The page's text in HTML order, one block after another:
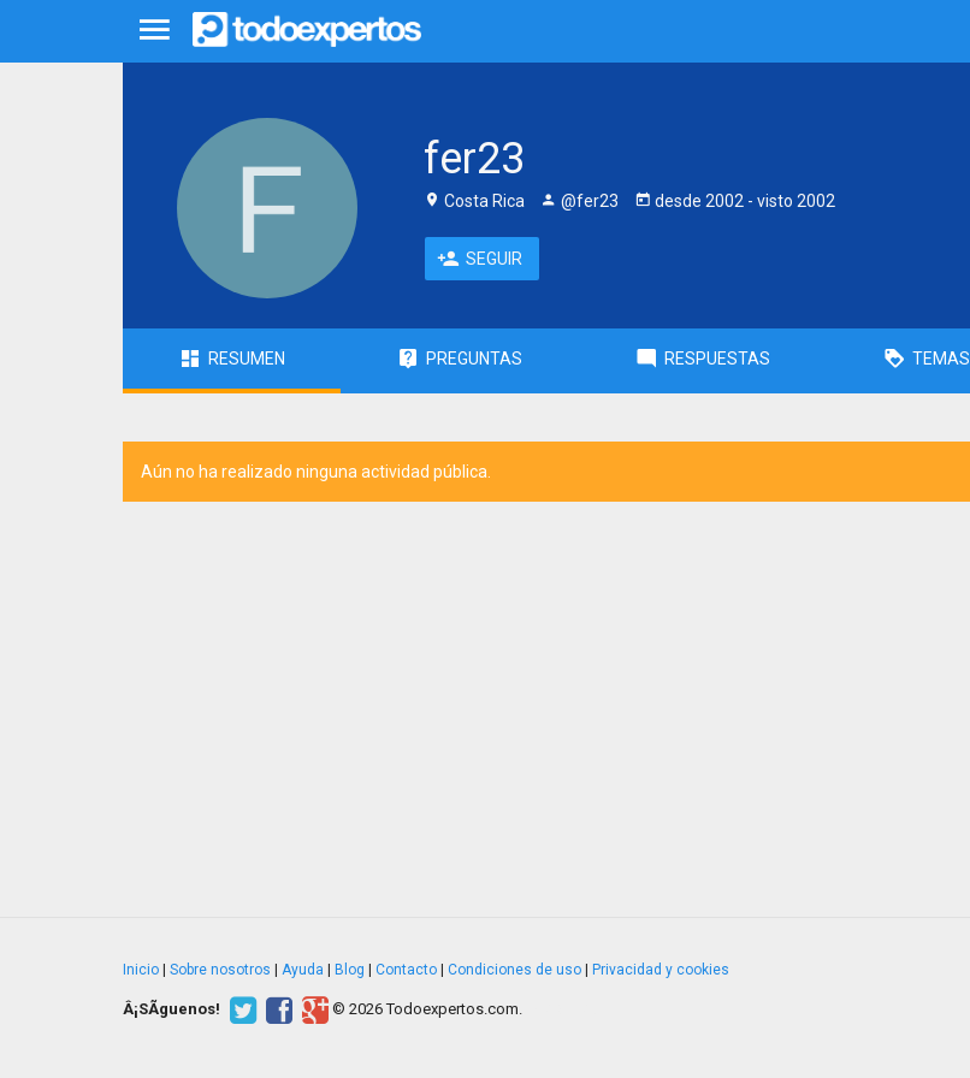
fer23
Costa Rica @fer23 desde 2002 - visto 2002
SEGUIR
RESUMEN PREGUNTAS RESPUESTAS TEMAS
Aún no ha realizado ninguna actividad pública.
Inicio Sobre nosotros Ayuda Blog Contacto Condiciones de uso Privacidad y cookies
Â¡SÃ­guenos! © 2026 Todoexpertos.com.